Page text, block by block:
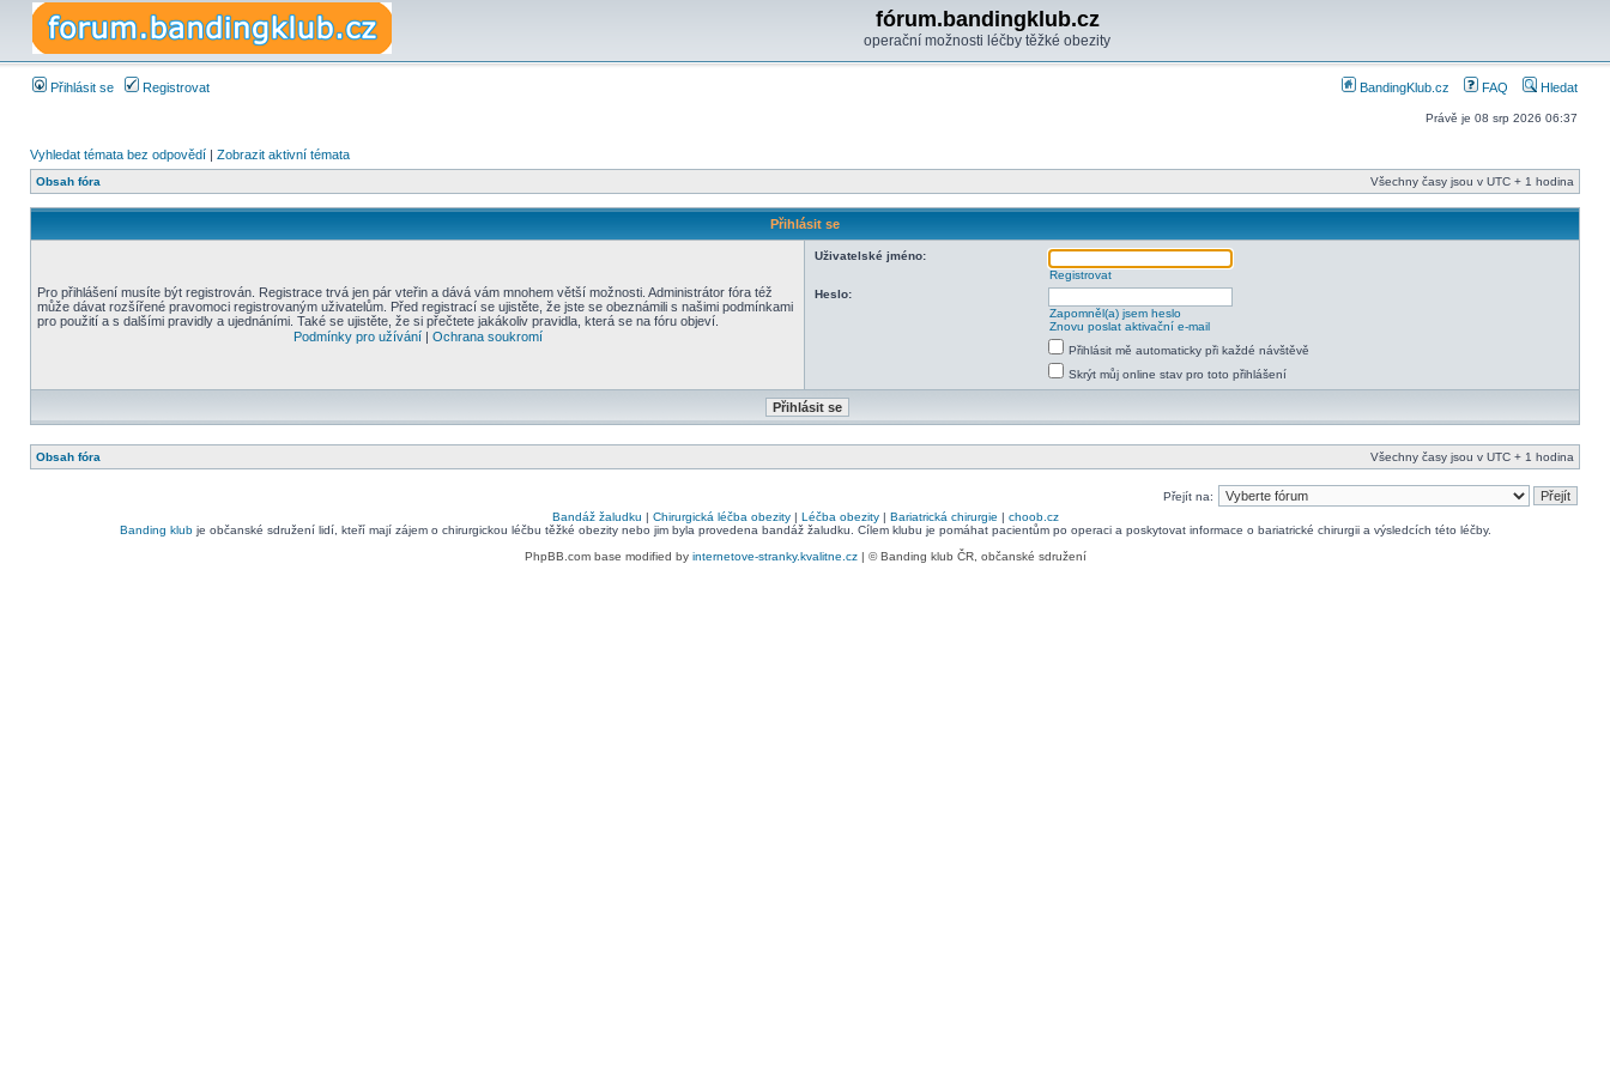
fórum.bandingklub.cz
operační možnosti léčby těžké obezity
Přihlásit se Registrovat BandingKlub.cz FAQ Hledat
Právě je 08 srp 2026 06:37
Vyhledat témata bez odpovědí | Zobrazit aktivní témata
Obsah fóra Všechny časy jsou v UTC + 1 hodina
Přihlásit se
Pro přihlášení musíte být registrován. Registrace trvá jen pár vteřin a dává vám mnohem větší možnosti. Administrátor fóra též
může dávat rozšířené pravomoci registrovaným uživatelům. Před registrací se ujistěte, že jste se obeznámili s našimi podmínkami
pro použití a s dalšími pravidly a ujednáními. Také se ujistěte, že si přečtete jakákoliv pravidla, která se na fóru objeví.
Podmínky pro užívání| Ochrana soukromí
Uživatelské jméno:
Registrovat
Heslo:
Zapomněl(a) jsem heslo
Znovu poslat aktivační e-mail
Přihlásit mě automaticky při každé návštěvě
Skrýt můj online stav pro toto přihlášení
Obsah fóra Všechny časy jsou v UTC + 1 hodina
Přejít na:
Bandáž žaludku | Chirurgická léčba obezity| Léčba obezity| Bariatrická chirurgie | choob.cz
Banding klubje občanské sdružení lidí, kteří mají zájem o chirurgickou léčbu těžké obezity nebo jim byla provedena bandáž žaludku. Cílem klubu je pomáhat pacientům po operaci a poskytovat informace o bariatrické chirurgii a výsledcích této léčby.
PhpBB.com base modified by internetove-stranky.kvalitne.cz| © Banding klub ČR, občanské sdružení